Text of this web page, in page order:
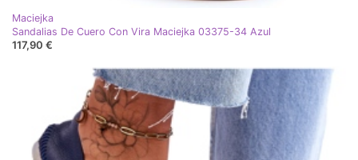
Maciejka
Sandalias De Cuero Con Vira Maciejka 03375-34 Azul
117,90 €